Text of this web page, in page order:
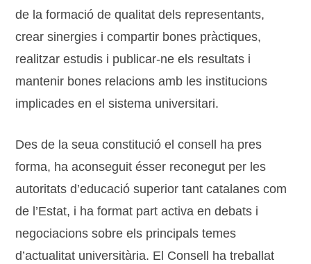
de la formació de qualitat dels representants,
crear sinergies i compartir bones pràctiques,
realitzar estudis i publicar-ne els resultats i
mantenir bones relacions amb les institucions
implicades en el sistema universitari.
Des de la seua constitució el consell ha pres
forma, ha aconseguit ésser reconegut per les
autoritats d’educació superior tant catalanes com
de l’Estat, i ha format part activa en debats i
negociacions sobre els principals temes
d’actualitat universitària. El Consell ha treballat